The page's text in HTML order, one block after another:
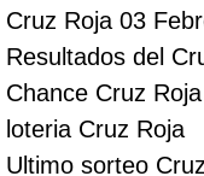
Cruz Roja 03
Resultados del
Chance Cruz Roja
loteria Cruz Roja
Ultimo sorteo